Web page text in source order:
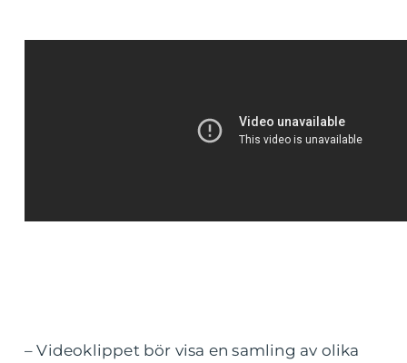
– Videoklippet bör visa en samling av olika